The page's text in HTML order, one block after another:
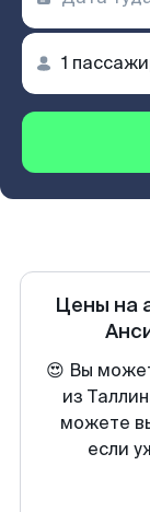
Цены на
😍 Вы
из
можете
если